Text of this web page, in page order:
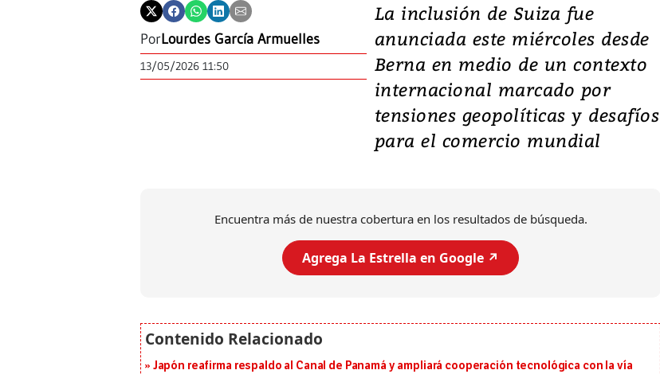
PorLourdes García Armuelles
13/05/2026 11:50
La inclusión de Suiza fue
anunciada este miércoles desde
Berna en medio de un contexto
internacional marcado por
tensiones geopolíticas y desafíos
para el comercio mundial
Encuentra más de nuestra cobertura en los resultados de búsqueda.
Agrega La Estrella en Google ↗️
Japón reafirma respaldo al Canal de Panamá y ampliará cooperación tecnológica con la vía